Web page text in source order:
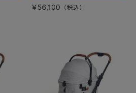
場！
￥56,100